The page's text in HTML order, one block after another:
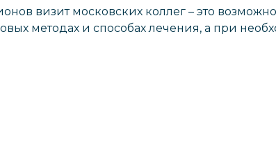
визит московских коллег – это
методах и способах лечения, а при